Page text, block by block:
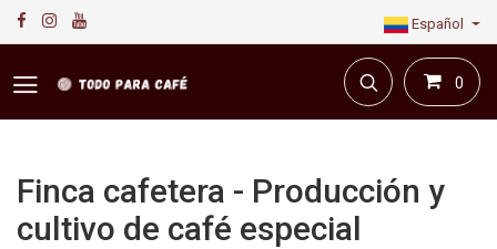
Español
0
Finca cafetera - Producción y
cultivo de café especial